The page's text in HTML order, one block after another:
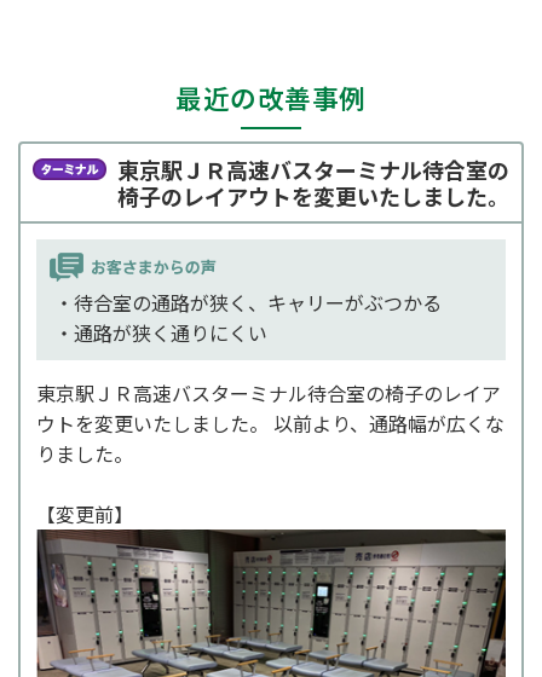
最近の改善事例
東京駅ＪＲ高速バスターミナル待合室の
椅子のレイアウトを変更いたしました。
・待合室の通路が狭く、キャリーがぶつかる
・通路が狭く通りにくい
東京駅ＪＲ高速バスターミナル待合室の椅子のレイア
ウトを変更いたしました。 以前より、通路幅が広くな
りました。
【変更前】